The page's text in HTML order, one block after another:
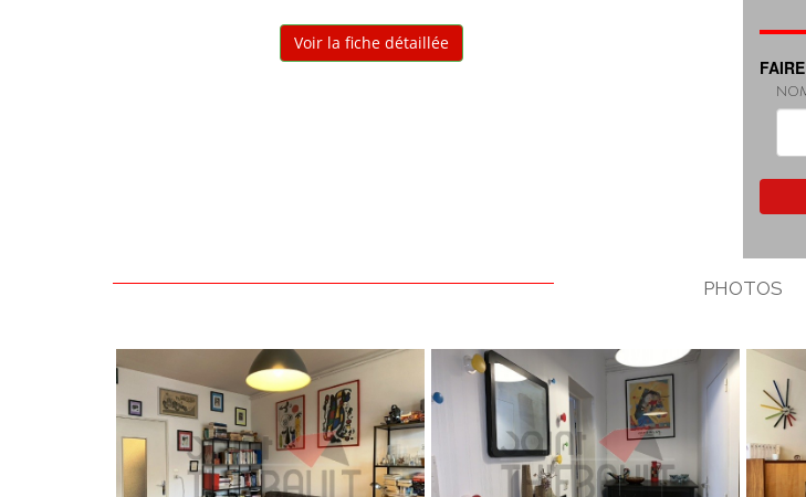
Voir la fiche détaillée
PHOTOS